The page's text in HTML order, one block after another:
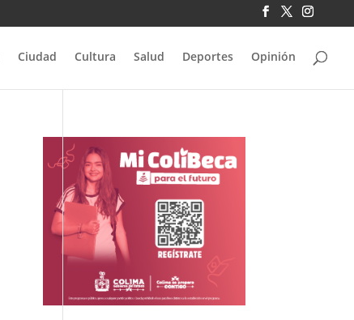
Ciudad Cultura Salud Deportes Opinión